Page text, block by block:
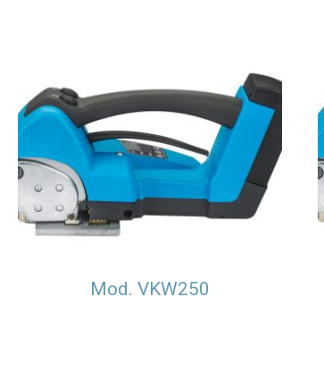
Mod. VKW250